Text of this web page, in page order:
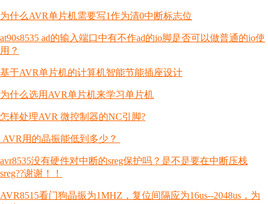
为什么AVR单片机需要写1作为清0中断标志位
at90s8535 ad的输入端口中有不作ad的io脚是否可以做普通的io使
用？
基于AVR单片机的计算机智能节能插座设计
为什么选用AVR单片机来学习单片机
怎样处理AVR 微控制器的NC引脚?
AVR用的晶振能低到多少？
avr8535没有硬件对中断的sreg保护吗？是不是要在中断压栈
sreg??谢谢！！
AVR8515看门狗晶振为1MHZ，复位间隔应为16us--2048us，为